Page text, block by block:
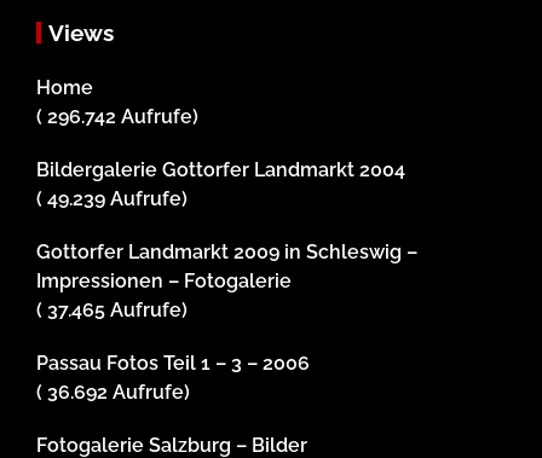
Views
Home
( 296.742 Aufrufe)
Bildergalerie Gottorfer Landmarkt 2004
( 49.239 Aufrufe)
Gottorfer Landmarkt 2009 in Schleswig –
Impressionen – Fotogalerie
( 37.465 Aufrufe)
Passau Fotos Teil 1 – 3 – 2006
( 36.692 Aufrufe)
Fotogalerie Salzburg – Bilder